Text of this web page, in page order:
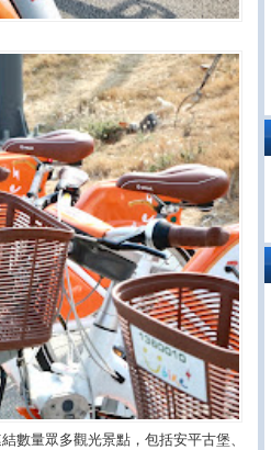
數量眾多觀光景點，包括安平古堡、